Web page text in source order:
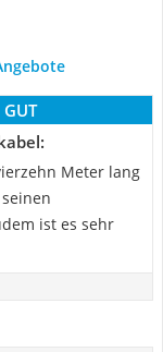
GUT
Meter lang
ist es sehr